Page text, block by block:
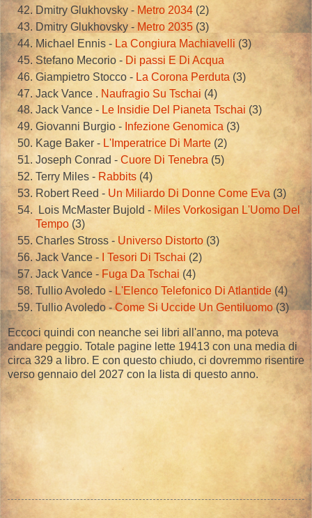
Dmitry Glukhovsky - Metro 2034 (2)
Dmitry Glukhovsky - Metro 2035 (3)
Michael Ennis - La Congiura Machiavelli (3)
Stefano Mecorio - Di passi E Di Acqua
Giampietro Stocco - La Corona Perduta (3)
Jack Vance . Naufragio Su Tschai (4)
Jack Vance - Le Insidie Del Pianeta Tschai (3)
Giovanni Burgio - Infezione Genomica (3)
Kage Baker - L'Imperatrice Di Marte (2)
Joseph Conrad - Cuore Di Tenebra (5)
Terry Miles - Rabbits (4)
Robert Reed - Un Miliardo Di Donne Come Eva (3)
Lois McMaster Bujold - Miles Vorkosigan L'Uomo Del
Tempo (3)
Charles Stross - Universo Distorto (3)
Jack Vance -
I Tesori Di Tschai (2)
Jack Vance - Fuga Da Tschai (4)
Tullio Avoledo - L'Elenco Telefonico Di Atlantide (4)
Tullio Avoledo -Come Si Uccide Un Gentiluomo (3)
Eccoci quindi con neanche sei libri all'anno, ma poteva
andare peggio. Totale pagine lette 19413 con una media di
circa 329 a libro. E con questo chiudo, ci dovremmo risentire
verso gennaio del 2027 con la lista di questo anno.